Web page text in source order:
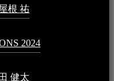
根 祐
2024
健太